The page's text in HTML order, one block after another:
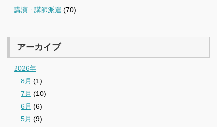
講演・講師派遣 (70)
アーカイブ
2026年
8月 (1)
7月 (10)
6月 (6)
5月 (9)